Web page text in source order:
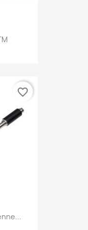
favorite_border